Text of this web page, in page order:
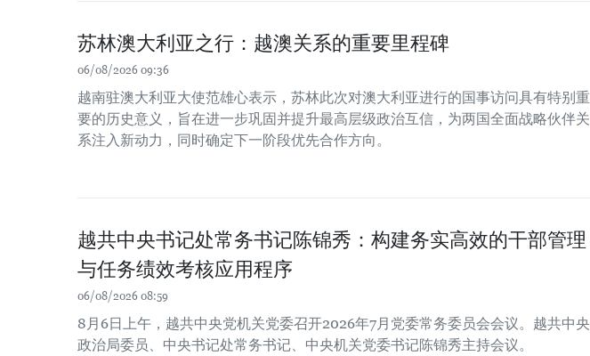
苏林澳大利亚之行：越澳关系的重要里程碑
06/08/2026 09:36
越南驻澳大利亚大使范雄心表示，苏林此次对澳大利亚进行的国事访问具有特别重
要的历史意义，旨在进一步巩固并提升最高层级政治互信，为两国全面战略伙伴关
系注入新动力，同时确定下一阶段优先合作方向。
越共中央书记处常务书记陈锦秀：构建务实高效的干部管理
与任务绩效考核应用程序
06/08/2026 08:59
8月6日上午，越共中央党机关党委召开2026年7月党委常务委员会会议。越共中央
政治局委员、中央书记处常务书记、中央机关党委书记陈锦秀主持会议。